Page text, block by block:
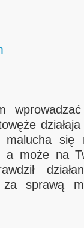
działaja
się
a może na
za sprawą